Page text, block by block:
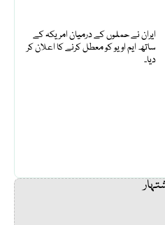
ایران نے حملوں کے درمیان امریکہ کے
ساتھ ایم او یو کو معطل کرنے کا اعلان کر
دیا۔